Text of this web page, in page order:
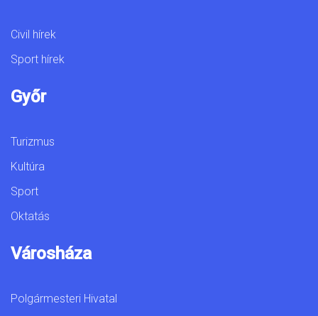
Civil hírek
Sport hírek
Győr
Turizmus
Kultúra
Sport
Oktatás
Városháza
Polgármesteri Hivatal